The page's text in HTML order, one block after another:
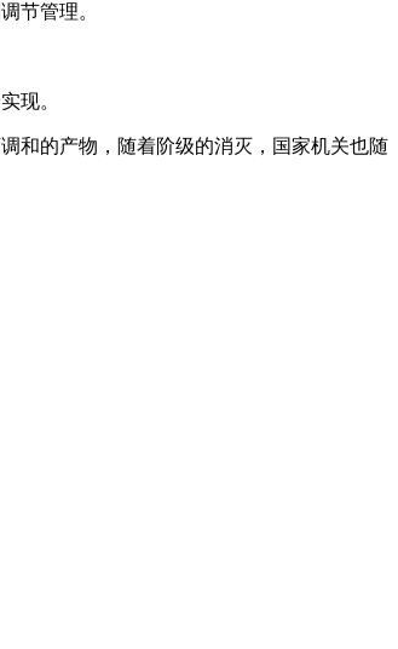
节管理。
现。
和的产物，随着阶级的消灭，国家机关也随